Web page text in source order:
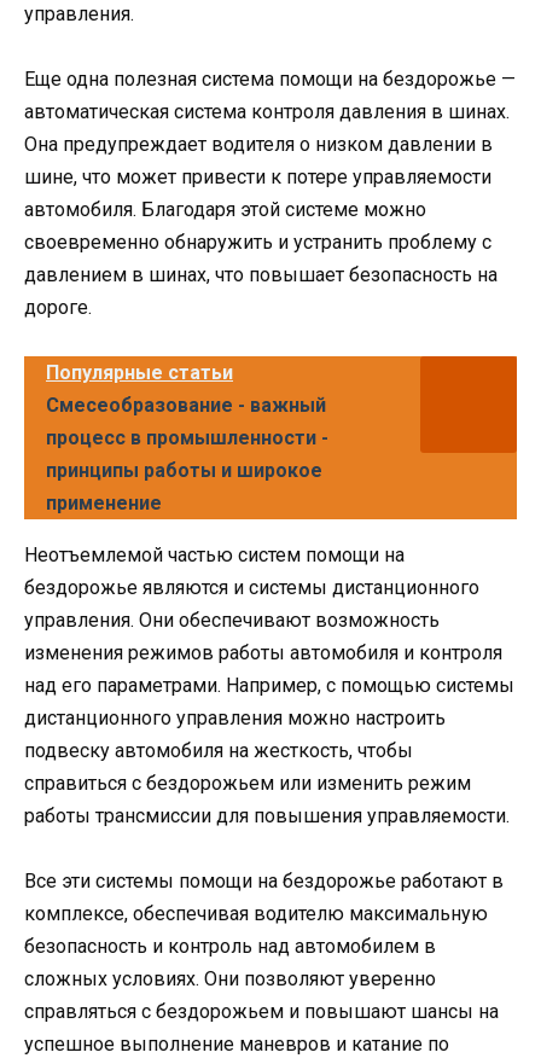
управления.
Еще одна полезная система помощи на бездорожье —
автоматическая система контроля давления в шинах.
Она предупреждает водителя о низком давлении в
шине, что может привести к потере управляемости
автомобиля. Благодаря этой системе можно
своевременно обнаружить и устранить проблему с
давлением в шинах, что повышает безопасность на
дороге.
Популярные статьи
Смесеобразование - важный
процесс в промышленности -
принципы работы и широкое
применение
Неотъемлемой частью систем помощи на
бездорожье являются и системы дистанционного
управления. Они обеспечивают возможность
изменения режимов работы автомобиля и контроля
над его параметрами. Например, с помощью системы
дистанционного управления можно настроить
подвеску автомобиля на жесткость, чтобы
справиться с бездорожьем или изменить режим
работы трансмиссии для повышения управляемости.
Все эти системы помощи на бездорожье работают в
комплексе, обеспечивая водителю максимальную
безопасность и контроль над автомобилем в
сложных условиях. Они позволяют уверенно
справляться с бездорожьем и повышают шансы на
успешное выполнение маневров и катание по